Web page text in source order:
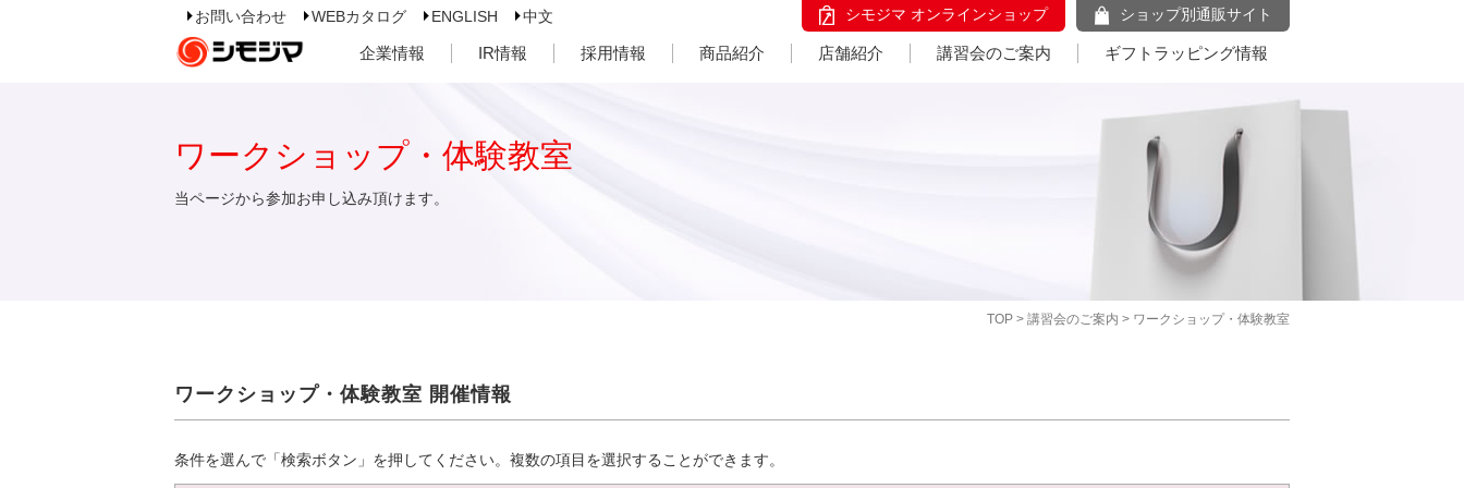
お問い合わせ WEBカタログ ENGLISH 中文 シモジマ オンラインショップ ショップ別通販サイト
企業情報 IR情報 採用情報 商品紹介 店舗紹介 講習会のご案内 ギフトラッピング情報
TOP > 講習会のご案内 > ワークショップ・体験教室
ワークショップ・体験教室
当ページから参加お申し込み頂けます。
ワークショップ・体験教室 開催情報
条件を選んで「検索ボタン」を押してください。複数の項目を選択することができます。